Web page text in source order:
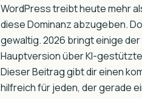
WordPress treibt heute mehr
diese Dominanz abzugeben.
gewaltig. 2026 bringt einige
Hauptversion über KI-
Dieser Beitrag gibt dir einen
hilfreich für jeden, der gerade